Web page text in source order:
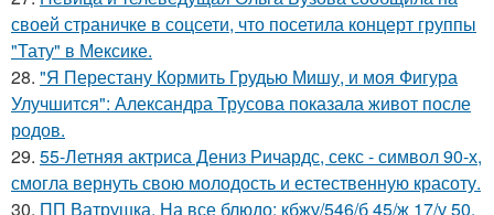
своей страничке в соцсети, что посетила концерт группы
"Тату" в Мексике.
28. "Я Перестану Кормить Грудью Мишу, и моя Фигура
Улучшится": Александра Трусова показала живот после
родов.
29. 55-Летняя актриса Дениз Ричардс, секс - символ 90-х,
смогла вернуть свою молодость и естественную красоту.
30. ПП Ватрушка. На все блюдо: кбжу/546/б 45/ж 17/у 50.